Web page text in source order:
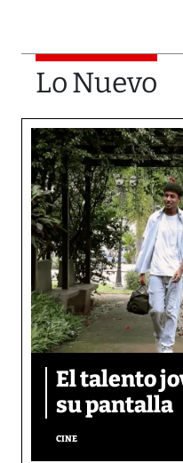
Lo Nuevo
El talento
su pantalla​
CINE